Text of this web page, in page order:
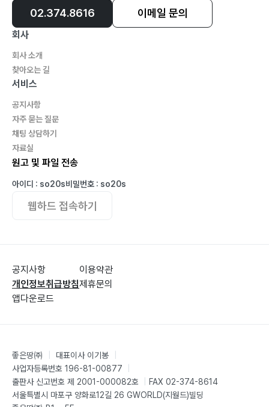
02.374.8616 이메일 문의
회사
회사 소개
찾아오는 길
서비스
공지사항
자주 묻는 질문
채팅 상담하기
자료실
원고 및 파일 전송
아이디 : so20s비밀번호 : so20s
웹하드 접속하기
공지사항
개인정보취급방침
앱다운로드
이용약관
제휴문의
좋은땅㈜ 대표이사 이기봉
사업자등록번호 196-81-00877
출판사 신고번호 제 2001-000082호
FAX 02-374-8614
서울특별시 마포구 양화로12길 26 GWORLD(지월드)빌딩